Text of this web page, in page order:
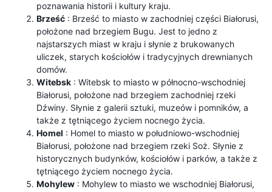
poznawania historii i kultury kraju.
Brześć : Brześć to miasto w zachodniej części Białorusi,
położone nad brzegiem Bugu. Jest to jedno z
najstarszych miast w kraju i słynie z brukowanych
uliczek, starych kościołów i tradycyjnych drewnianych
domów.
Witebsk : Witebsk to miasto w północno-wschodniej
Białorusi, położone nad brzegiem zachodniej rzeki
Dźwiny. Słynie z galerii sztuki, muzeów i pomników, a
także z tętniącego życiem nocnego życia.
Homel : Homel to miasto w południowo-wschodniej
Białorusi, położone nad brzegiem rzeki Soż. Słynie z
historycznych budynków, kościołów i parków, a także z
tętniącego życiem nocnego życia.
Mohylew : Mohylew to miasto we wschodniej Białorusi,